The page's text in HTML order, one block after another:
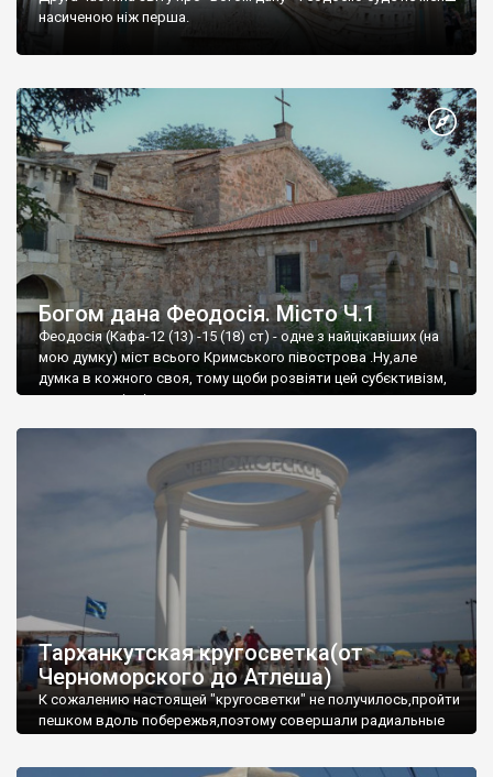
насиченою ніж перша.
Богом дана Феодосія. Місто Ч.1
Феодосія (Кафа-12 (13) -15 (18) ст) - одне з найцікавіших (на
мою думку) міст всього Кримського півострова .Ну,але
думка в кожного своя, тому щоби розвіяти цей субєктивізм,
запрошую відвідати це
Тарханкутская кругосветка(от
Черноморского до Атлеша)
К сожалению настоящей "кругосветки" не получилось,пройти
пешком вдоль побережья,поэтому совершали радиальные